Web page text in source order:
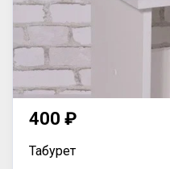
400 ₽
Табурет